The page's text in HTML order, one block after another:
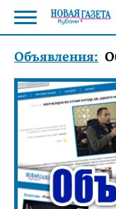
Объявления: